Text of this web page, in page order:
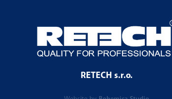
RETECH s.r.o.